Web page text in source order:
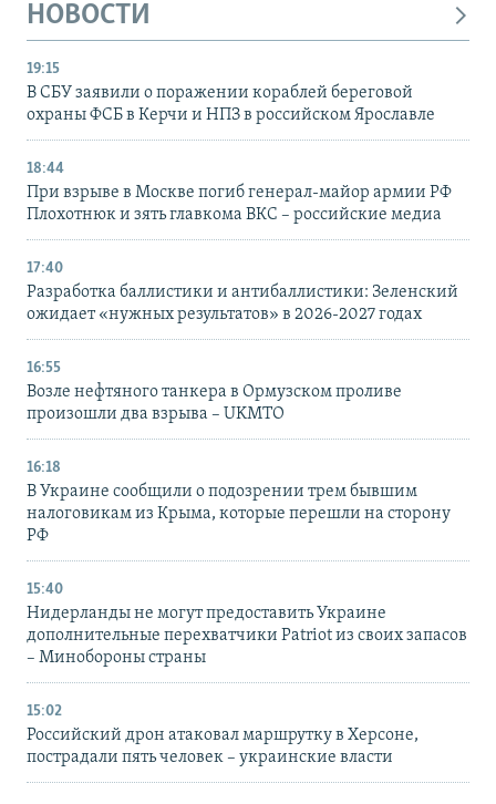
НОВОСТИ
19:15
В СБУ заявили о поражении кораблей береговой
охраны ФСБ в Керчи и НПЗ в российском Ярославле
18:44
При взрыве в Москве погиб генерал-майор армии РФ
Плохотнюк и зять главкома ВКС – российские медиа
17:40
Разработка баллистики и антибаллистики: Зеленский
ожидает «нужных результатов» в 2026-2027 годах
16:55
Возле нефтяного танкера в Ормузском проливе
произошли два взрыва – UKMTO
16:18
В Украине сообщили о подозрении трем бывшим
налоговикам из Крыма, которые перешли на сторону
РФ
15:40
Нидерланды не могут предоставить Украине
дополнительные перехватчики Patriot из своих запасов
– Минобороны страны
15:02
Российский дрон атаковал маршрутку в Херсоне,
пострадали пять человек – украинские власти